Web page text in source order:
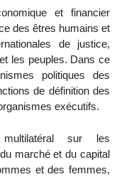
et financier
des êtres humains et
de justice,
les peuples. Dans ce
politiques des
de définition des
exécutifs.
sur les
marché et du capital
et des femmes,